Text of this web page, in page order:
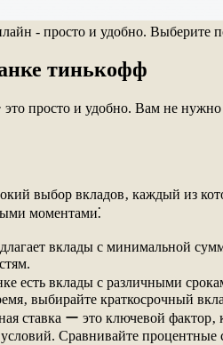
- просто и удобно. Выберите
тинькофф
просто и удобно. Вам не
выбор вкладов‚ каждый из
моментами⁚
вклады с минимальной
есть вклады с различными
выбирайте краткосрочный
ставка ー это ключевой
Сравнивайте